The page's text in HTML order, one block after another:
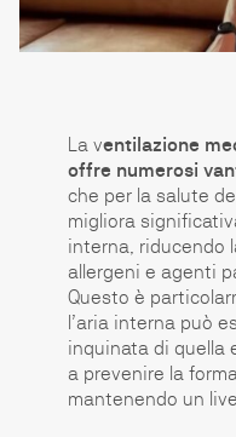
La ventilazione
offre numerosi
che per la salute
migliora
interna, riducendo
allergeni e agenti
Questo è
l’aria interna può
inquinata di quella
a prevenire la
mantenendo un